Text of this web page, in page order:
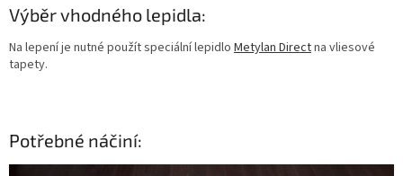
Výběr vhodného lepidla:
Na lepení je nutné použít speciální lepidlo Metylan Directna vliesové
tapety.
Potřebné náčiní: